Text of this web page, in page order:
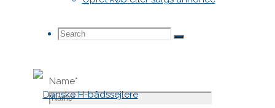
Search
Search
for:
Search
Name*